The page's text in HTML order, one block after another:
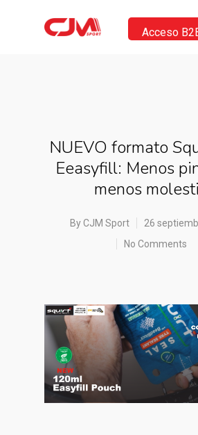
Acceso
NUEVO formato
Eeasyfill: Menos
menos
ByCJM Sport
26
No Comments